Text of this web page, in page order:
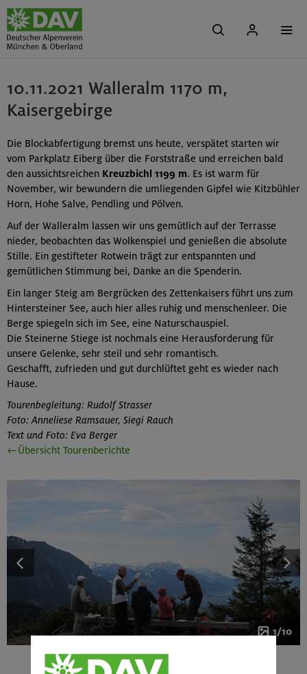
10.11.2021 Walleralm 1170 m,
Kaisergebirge
Die Blockabfertigung bremst uns heute, verspätet starten wir
vom Parkplatz Eiberg über die Forststraße und erreichen bald
den aussichtsreichen Kreuzbichl 1199 m. Es ist warm für
November, wir bewundern die umliegenden Gipfel wie Kitzbühler
Horn, Hohe Salve, Pendling und Pölven.
Auf der Walleralm lassen wir uns gemütlich auf der Terrasse
nieder, beobachten das Wolkenspiel und genießen die absolute
Stille. Ein gestifteter Rotwein trägt zur entspannten und
gemütlichen Stimmung bei, Danke an die Spenderin.
Ein langer Steig am Bergrücken des Zettenkaisers führt uns zum
Hintersteiner See, auch hier alles ruhig und menschenleer. Die
Berge spiegeln sich im See, eine Naturschauspiel.
Die Steinerne Stiege ist nochmals eine Herausforderung für
unsere Gelenke, sehr steil und sehr romantisch.
Geschafft, zufrieden und gut durchlüftet geht es wieder nach
Hause.
Tourenbegleitung: Rudolf Strasser
Foto: Anneliese Ramsauer, Siegi Rauch
Text und Foto: Eva Berger
←Übersicht Tourenberichte
1/10